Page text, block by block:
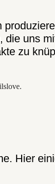
uns
zu
Hier